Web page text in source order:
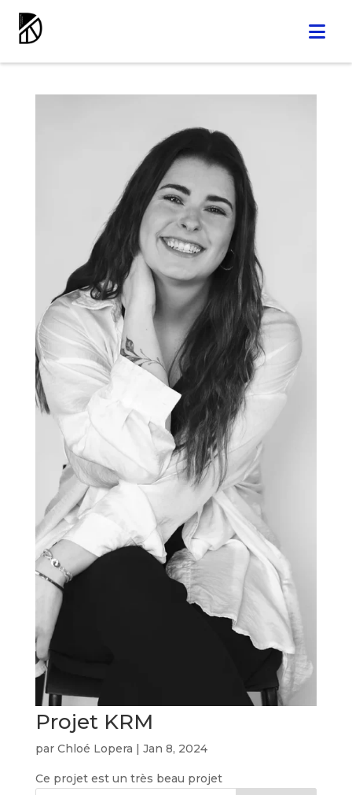
Projet KRM
par Chloé Lopera | Jan 8, 2024
Ce projet est un très beau projet